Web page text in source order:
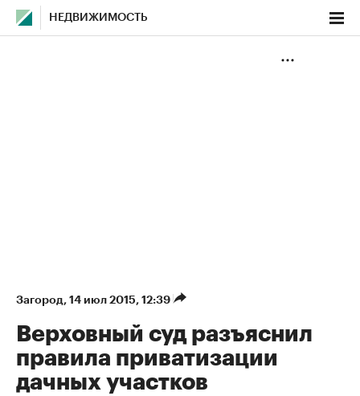
НЕДВИЖИМОСТЬ
Загород⁠, 14 июл 2015, 12:39
Верховный суд разъяснил
правила приватизации
дачных участков